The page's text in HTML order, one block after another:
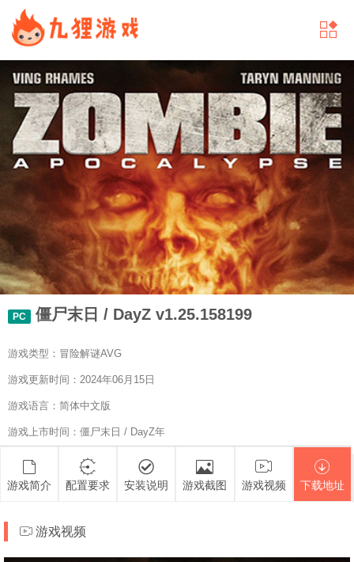
PC 僵尸末日 / DayZ v1.25.158199
游戏类型：冒险解谜AVG
游戏更新时间：2024年06月15日
游戏语言：简体中文版
游戏上市时间：僵尸末日 / DayZ年
游戏简介 配置要求 安装说明 游戏截图 游戏视频 下载地址
游戏视频